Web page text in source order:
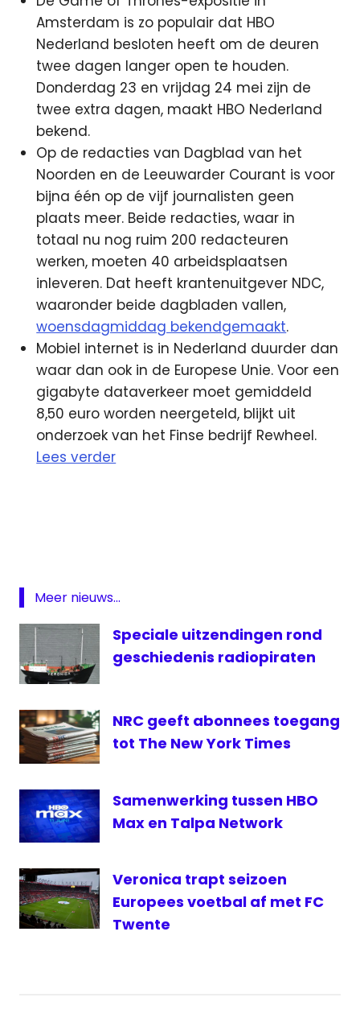
Amsterdam is zo populair dat HBO
Nederland besloten heeft om de deuren
twee dagen langer open te houden.
Donderdag 23 en vrijdag 24 mei zijn de
twee extra dagen, maakt HBO Nederland
bekend.
Op de redacties van Dagblad van het
Noorden en de Leeuwarder Courant is voor
bijna één op de vijf journalisten geen
plaats meer. Beide redacties, waar in
totaal nu nog ruim 200 redacteuren
werken, moeten 40 arbeidsplaatsen
inleveren. Dat heeft krantenuitgever NDC,
waaronder beide dagbladen vallen,
woensdagmiddag bekendgemaakt.
Mobiel internet is in Nederland duurder dan
waar dan ook in de Europese Unie. Voor een
gigabyte dataverkeer moet gemiddeld
8,50 euro worden neergeteld, blijkt uit
onderzoek van het Finse bedrijf Rewheel.
Lees verder
VARA
Veronica
Zemblad
Meer nieuws...
Speciale uitzendingen rond
geschiedenis radiopiraten
NRC geeft abonnees toegang
tot The New York Times
Samenwerking tussen HBO
Max en Talpa Network
Veronica trapt seizoen
Europees voetbal af met FC
Twente